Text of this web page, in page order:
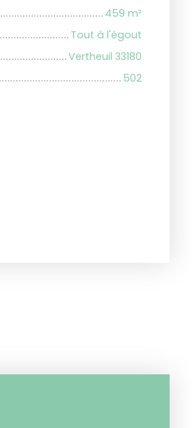
459 m²
Tout à l'égout
Vertheuil 33180
502